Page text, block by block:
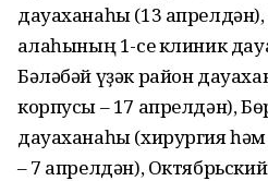
дауаханаһы (13 апрелдән),
ҡалаһының 1-се клиник
Бәләбәй үҙәк район
корпусы – 17 апрелдән),
дауаханаһы (хирургия
– 7 апрелдән),